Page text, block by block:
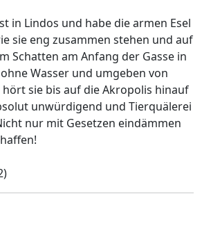
in Lindos und habe die armen Esel
sie eng zusammen stehen und auf
Schatten am Anfang der Gasse in
Wasser und umgeben von
sie bis auf die Akropolis hinauf
unwürdigend und Tierquälerei
nur mit Gesetzen eindämmen